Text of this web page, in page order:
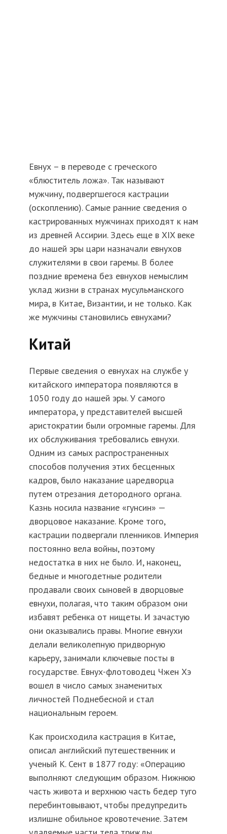
Евнух – в переводе с греческого
«блюститель ложа». Так называют
мужчину, подвергшегося кастрации
(оскоплению). Самые ранние сведения о
кастрированных мужчинах приходят к нам
из древней Ассирии. Здесь еще в XIX веке
до нашей эры цари назначали евнухов
служителями в свои гаремы. В более
поздние времена без евнухов немыслим
уклад жизни в странах мусульманского
мира, в Китае, Византии, и не только. Как
же мужчины становились евнухами?
Китай
Первые сведения о евнухах на службе у
китайского императора появляются в
1050 году до нашей эры. У самого
императора, у представителей высшей
аристократии были огромные гаремы. Для
их обслуживания требовались евнухи.
Одним из самых распространенных
способов получения этих бесценных
кадров, было наказание царедворца
путем отрезания детородного органа.
Казнь носила название «гунсин» —
дворцовое наказание. Кроме того,
кастрации подвергали пленников. Империя
постоянно вела войны, поэтому
недостатка в них не было. И, наконец,
бедные и многодетные родители
продавали своих сыновей в дворцовые
евнухи, полагая, что таким образом они
избавят ребенка от нищеты. И зачастую
они оказывались правы. Многие евнухи
делали великолепную придворную
карьеру, занимали ключевые посты в
государстве. Евнух-флотоводец Чжен Хэ
вошел в число самых знаменитых
личностей Поднебесной и стал
национальным героем.
Как происходила кастрация в Китае,
описал английский путешественник и
ученый К. Сент в 1877 году: «Операцию
выполняют следующим образом. Нижнюю
часть живота и верхнюю часть бедер туго
перебинтовывают, чтобы предупредить
излишне обильное кровотечение. Затем